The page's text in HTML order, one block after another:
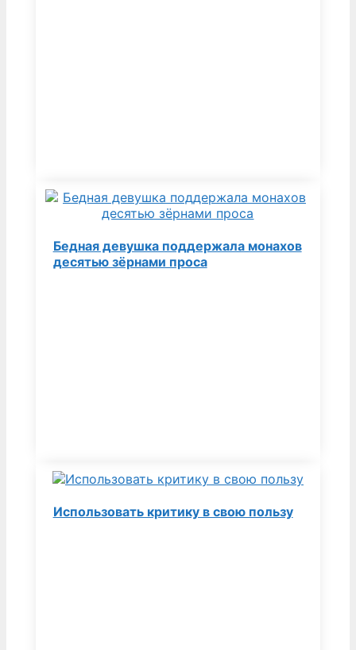
Бедная девушка поддержала монахов
десятью зёрнами проса
Использовать критику в свою пользу